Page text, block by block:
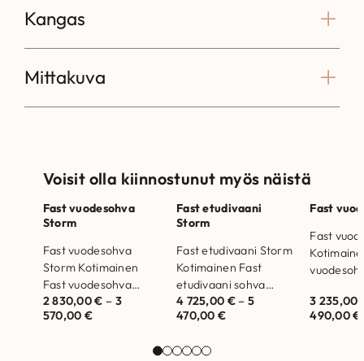
Kangas
Mittakuva
Voisit olla kiinnostunut myös näistä
Fast vuodesohva
Storm
Fast vuodesohva
Storm Kotimainen
Fast vuodesohva
kädenkäänteessä
avattavalla
2 830,00€ – 3
570,00 €
Fast etudivaani
Storm
Fast etudivaani Storm
Kotimainen Fast
etudivaani sohva
kädenkäänteessä
avattavalla
Runkorakenne on
4 725,00 €– 5
470,00 €
Fast
Fast
3 235,00
490,00€